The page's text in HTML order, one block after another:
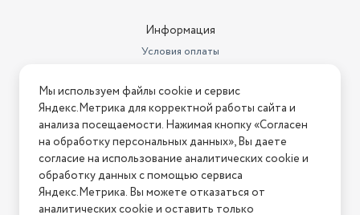
Информация
Условия оплаты
Условия возврата
Нашли ошибку на сайте? Напишите нам
2026 © Интернет-магазин "АстМаркет". У нас есть всё!
Политика конфиденциальности
Мы используем файлы cookie и сервис
Яндекс.Метрика для корректной работы сайта и
анализа посещаемости. Нажимая кнопку «Согласен
на обработку персональных данных», Вы даете
согласие на использование аналитических cookie и
обработку данных с помощью сервиса
Яндекс.Метрика. Вы можете отказаться от
аналитических cookie и оставить только